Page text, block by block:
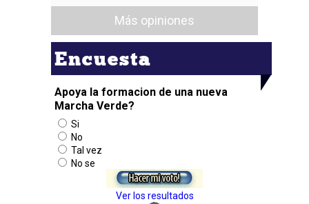
Más opiniones
Encuesta
Apoya la formacion de una nueva
Marcha Verde?
Si
No
Tal vez
No se
Ver los resultados